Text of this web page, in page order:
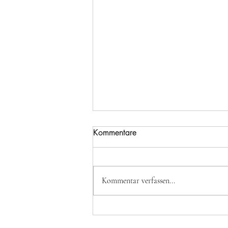
Kommentare
Kommentar verfassen...